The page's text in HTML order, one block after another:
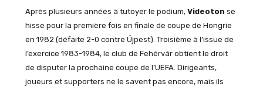
Après plusieurs années à tutoyer le podium, Videoton se
hisse pour la première fois en finale de coupe de Hongrie
en 1982 (défaite 2-0 contre Újpest). Troisième à l’issue de
l’exercice 1983-1984, le club de Fehérvár obtient le droit
de disputer la prochaine coupe de l’UEFA. Dirigeants,
joueurs et supporters ne le savent pas encore, mais ils